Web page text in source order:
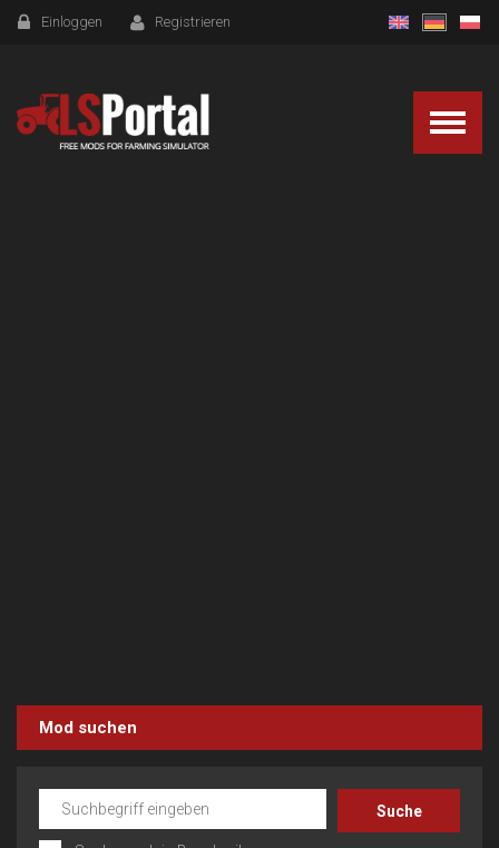
Einloggen Registrieren
Mod suchen